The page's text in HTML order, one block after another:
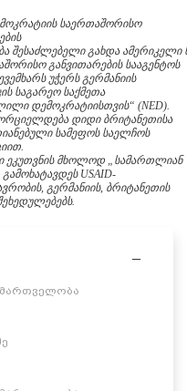
საერთაშორისო
შესაძლებელი გახდა ამერიკელი
განვითარების სააგენტოს
მხარს უჭერს გერმანიის
საგარეო საქმეთა
დემოკრატიისთვის“ (NED).
დიდი ბრიტანეთისა
სამეფოს საელჩოს
ეკუთვნის მხოლოდ „სამართლიან
გამოხატავდესUSAID-
, გერმანიის, ბრიტანეთის
.